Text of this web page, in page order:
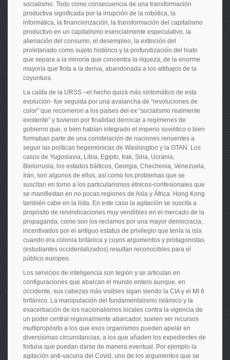
socialismo. Todo como consecuencia de una transformación
productiva significada por la irrupción de la robótica, la
informática, la financierización, la transformación del capitalismo
productivo en un capitalismo esencialmente especulativo, la
alienación del consumo, el desempleo, la extinción del
proletariado como sujeto histórico y la profundización del hiato
que separa a la minoría que concentra la riqueza, de la enorme
mayoría que flota a la deriva, abandonada a los altibajos de la
coyuntura.
La caída de la URSS –el hecho quizá más sintomático de esta
evolución- fue seguida por una avalancha de “revoluciones de
color” que recorrieron a los países del ex “socialismo realmente
existente” y tuvieron por finalidad derrocar a regímenes de
gobierno que, o bien habían integrado el imperio soviético o bien
formaban parte de una constelación de naciones renuentes a
seguir las políticas hegemónicas de Washington y la OTAN. Los
casos de Yugoslavia, Libia, Egipto, Irak, Siria, Ucrania,
Bielorrusia, los estados bálticos, Georgia, Chechenia, Venezuela,
Irán, son algunos de ellos, así como los problemas que se
suscitan en torno a los particularismos étnicos-confesionales que
se manifiestan en no pocas regiones de Asia y África. Hong Kong
también cabe en la lista. En este caso la agitación se suscita a
propósito de reivindicaciones muy vendibles en el mercado de la
propaganda, como son los reclamos por una mayor democracia,
incentivados por el antiguo estatus de privilegio que tenía la isla
cuando era colonia británica y cuyos argumentos y protagonistas
(estudiantes occidentalizados) resultan reconocibles para el
público europeo.
Los servicios de inteligencia son legión y se articulan en
configuraciones que abarcan el mundo entero aunque, en
occidente, sus cabezas más visibles sigan siendo la CIA y el MI 6
británico. La manipulación del fundamentalismo islámico y la
exacerbación de los nacionalismos locales contra la vigencia de
un poder central regionalmente abarcador, suelen ser recursos
multipropósito a los que esos organismos pueden apelar en
diversísimas circunstancias, a los que añaden los expedientes de
fortuna que puedan darse de manera eventual. Por ejemplo la
agitación anti-vacuna del Covid, uno de los argumentos que se